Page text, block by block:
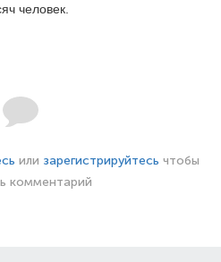
человек.
или зарегистрируйтесь чтобы
комментарий